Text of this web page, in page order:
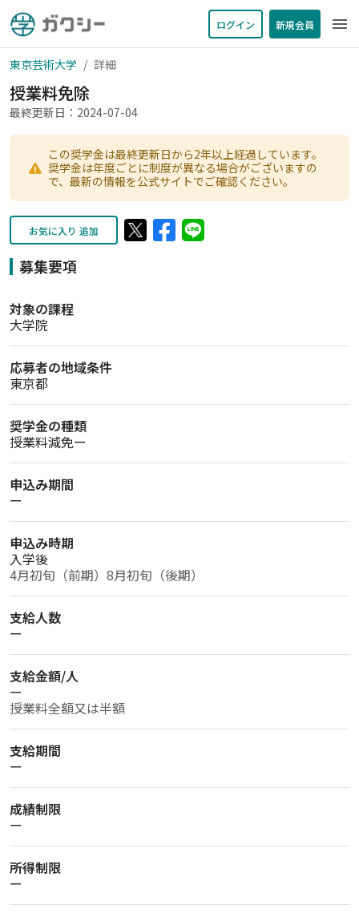
ログイン 新規会員 menu
東京芸術大学 詳細
授業料免除
最終更新日：2024-07-04
この奨学金は最終更新日から2年以上経過しています。
奨学金は年度ごとに制度が異なる場合がございますの
で、最新の情報を公式サイトでご確認ください。
お気に入り 追加
募集要項
対象の課程
大学院
応募者の地域条件
東京都
奨学金の種類
授業料減免ー
申込み期間
ー
申込み時期
入学後
4月初旬（前期）8月初旬（後期）
支給人数
ー
支給金額/人
ー
授業料全額又は半額
支給期間
ー
成績制限
ー
所得制限
ー